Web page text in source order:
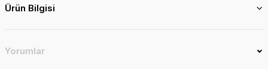
Ürün Bilgisi
Yorumlar